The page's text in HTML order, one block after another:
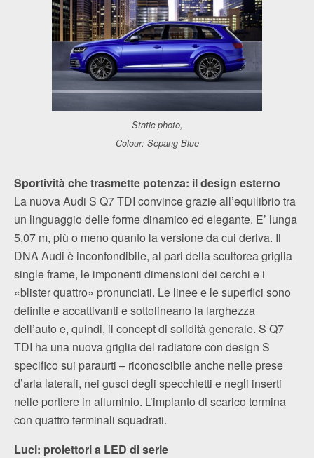
Static photo,
Colour: Sepang Blue
Sportività che trasmette potenza: il design esterno
La nuova Audi S Q7 TDI convince grazie all’equilibrio tra
un linguaggio delle forme dinamico ed elegante. E’ lunga
5,07 m, più o meno quanto la versione da cui deriva. Il
DNA Audi è inconfondibile, al pari della scultorea griglia
single frame, le imponenti dimensioni dei cerchi e i
«blister quattro» pronunciati. Le linee e le superfici sono
definite e accattivanti e sottolineano la larghezza
dell’auto e, quindi, il concept di solidità generale. S Q7
TDI ha una nuova griglia del radiatore con design S
specifico sui paraurti – riconoscibile anche nelle prese
d’aria laterali, nei gusci degli specchietti e negli inserti
nelle portiere in alluminio. L’impianto di scarico termina
con quattro terminali squadrati.
Luci: proiettori a LED di serie